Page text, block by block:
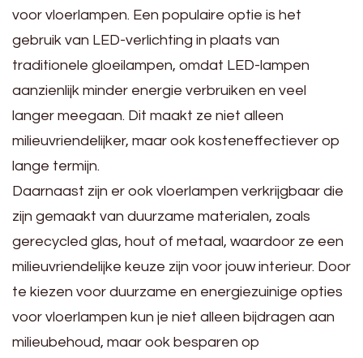
voor vloerlampen. Een populaire optie is het
gebruik van LED-verlichting in plaats van
traditionele gloeilampen, omdat LED-lampen
aanzienlijk minder energie verbruiken en veel
langer meegaan. Dit maakt ze niet alleen
milieuvriendelijker, maar ook kosteneffectiever op
lange termijn.
Daarnaast zijn er ook vloerlampen verkrijgbaar die
zijn gemaakt van duurzame materialen, zoals
gerecycled glas, hout of metaal, waardoor ze een
milieuvriendelijke keuze zijn voor jouw interieur. Door
te kiezen voor duurzame en energiezuinige opties
voor vloerlampen kun je niet alleen bijdragen aan
milieubehoud, maar ook besparen op